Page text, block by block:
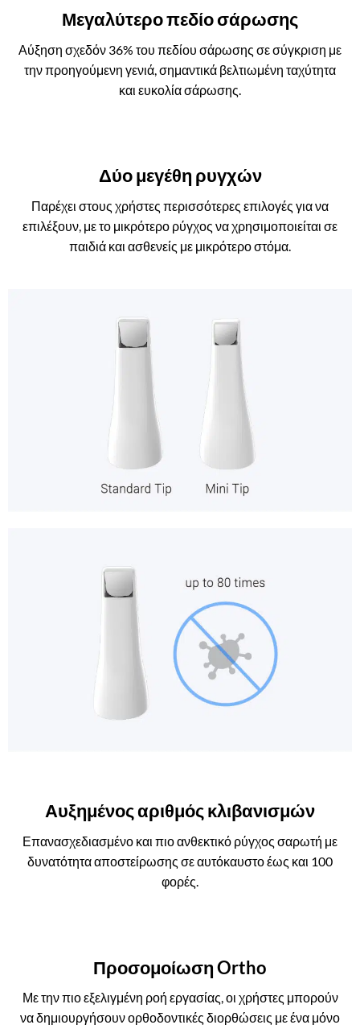
Μεγαλύτερο πεδίο σάρωσης
Αύξηση σχεδόν 36% του πεδίου σάρωσης σε σύγκριση με
την προηγούμενη γενιά, σημαντικά βελτιωμένη ταχύτητα
και ευκολία σάρωσης.
Δύο μεγέθη ρυγχών
Παρέχει στους χρήστες περισσότερες επιλογές για να
επιλέξουν, με το μικρότερο ρύγχος να χρησιμοποιείται σε
παιδιά και ασθενείς με μικρότερο στόμα.
Αυξημένος αριθμός κλιβανισμών
Επανασχεδιασμένο και πιο ανθεκτικό ρύγχος σαρωτή με
δυνατότητα αποστείρωσης σε αυτόκαυστο έως και 100
φορές.
Προσομοίωση Ortho
Με την πιο εξελιγμένη ροή εργασίας, οι χρήστες μπορούν
να δημιουργήσουν ορθοδοντικές διορθώσεις με ένα μόνο